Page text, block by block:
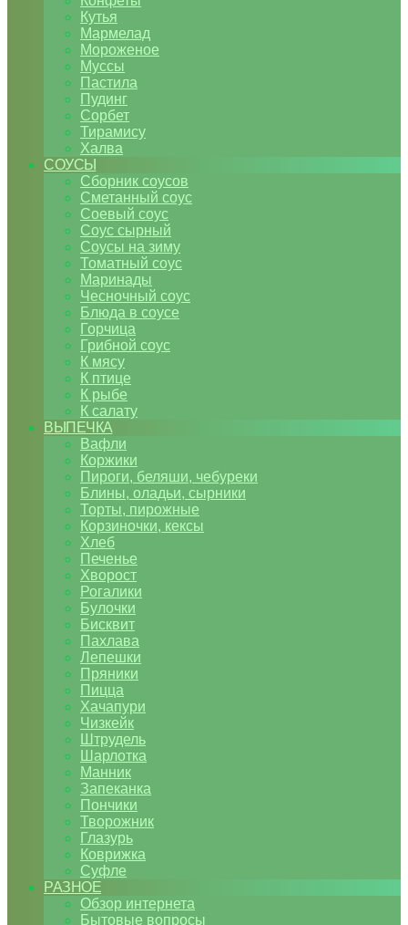
Кутья
Мармелад
Мороженое
Муссы
Пастила
Пудинг
Сорбет
Тирамису
Халва
СОУСЫ
Сборник соусов
Сметанный соус
Соевый соус
Соус сырный
Соусы на зиму
Томатный соус
Маринады
Чесночный соус
Блюда в соусе
Горчица
Грибной соус
К мясу
К птице
К рыбе
К салату
ВЫПЕЧКА
Вафли
Коржики
Пироги, беляши, чебуреки
Блины, оладьи, сырники
Торты, пирожные
Корзиночки, кексы
Хлеб
Печенье
Хворост
Рогалики
Булочки
Бисквит
Пахлава
Лепешки
Пряники
Пицца
Хачапури
Чизкейк
Штрудель
Шарлотка
Манник
Запеканка
Пончики
Творожник
Глазурь
Коврижка
Суфле
РАЗНОЕ
Обзор интернета
Бытовые вопросы